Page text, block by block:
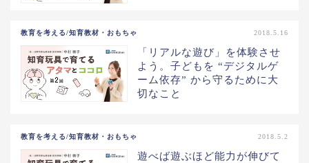
教育を考える/知育教材・おもちゃ 2018.5.16
「リアルな遊び」を体験させ
よう。子どもを “デジタルゲ
ーム依存” から守るために大
切なこと
教育を考える/知育教材・おもちゃ 2018.5.2
遊べば遊ぶほど能力が伸びて